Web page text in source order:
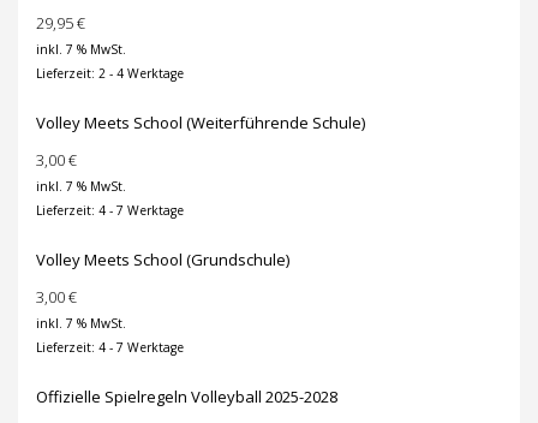
29,95€
inkl. 7 % MwSt.
Lieferzeit: 2 - 4 Werktage
Volley Meets School (Weiterführende Schule)
3,00€
inkl. 7 % MwSt.
Lieferzeit: 4 - 7 Werktage
Volley Meets School (Grundschule)
3,00€
inkl. 7 % MwSt.
Lieferzeit: 4 - 7 Werktage
Offizielle Spielregeln Volleyball 2025-2028